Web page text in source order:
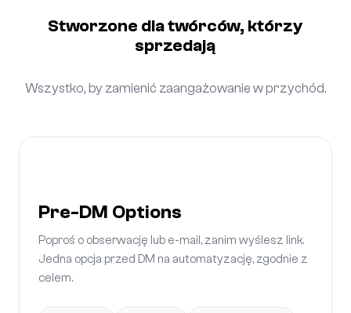
Stworzone dla twórców, którzy
sprzedają
Wszystko, by zamienić zaangażowanie w przychód.
Pre-DM Options
Poproś o obserwację lub e-mail, zanim wyślesz link.
Jedna opcja przed DM na automatyzację, zgodnie z
celem.